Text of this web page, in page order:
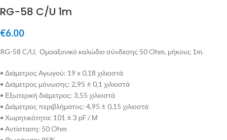
RG-58 C/U 1m
€6.00
RG-58 C/U, Ομοαξονικό καλώδιο σύνδεσης 50 Ohm, μήκους 1m.
• Διάμετρος Αγωγού: 19 x 0,18 χιλιοστά
• Διάμετρος μόνωσης: 2,95 ± 0,1 χιλιοστά
• Εξωτερική διάμετρος: 3,55 χιλιοστά
• Διάμετρος περιβλήματος: 4,95 ± 0,15 χιλιοστά
• Χωρητικότητα: 101 ± 3 pF / Μ
• Αντίσταση: 50 Ohm